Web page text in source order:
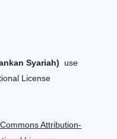
Syariah)
use
License
Attribution-